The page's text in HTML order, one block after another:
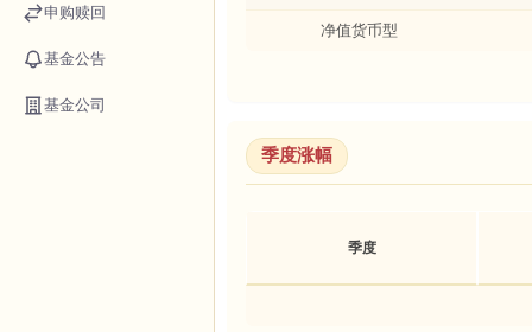
申购赎回
基金公告
基金公司
净值货币型
季度涨幅
季度